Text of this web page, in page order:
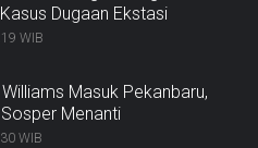
Dugaan Ekstasi
WIB
Masuk Pekanbaru,
Menanti
WIB